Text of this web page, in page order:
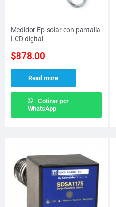
Medidor Ep-solar con pantalla
LCD digital
$878.00
Read more
Cotizar por
WhatsApp